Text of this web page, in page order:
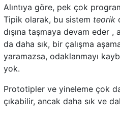
Alıntıya göre, pek çok
Tipik olarak, bu sistem teorik
dışına taşmaya devam eder
da daha sık, bir çalışma
yaramazsa, odaklanmayı
yok.
Prototipler ve yineleme çok
çıkabilir, ancak daha sık ve